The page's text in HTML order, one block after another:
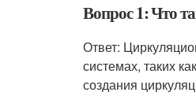
Вопрос 1: Что
Ответ:
системах, таких
создания